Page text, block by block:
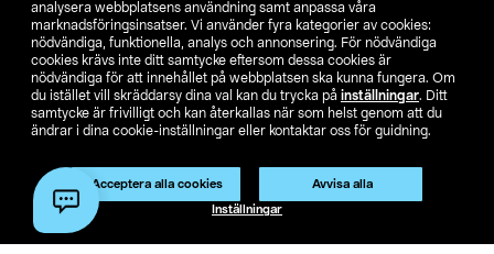
analysera webbplatsens användning samt anpassa våra
marknadsföringsinsatser. Vi använder fyra kategorier av cookies:
nödvändiga, funktionella, analys och annonsering. För nödvändiga
cookies krävs inte ditt samtycke eftersom dessa cookies är
nödvändiga för att innehållet på webbplatsen ska kunna fungera. Om
du istället vill skräddarsy dina val kan du trycka på inställningar. Ditt
samtycke är frivilligt och kan återkallas när som helst genom att du
ändrar i dina cookie-inställningar eller kontaktar oss för guidning.
Acceptera alla cookies Avvisa alla
Inställningar
Hitta butik
SE NO FI
Köpvillkor Privacy statement Klubbvillkor